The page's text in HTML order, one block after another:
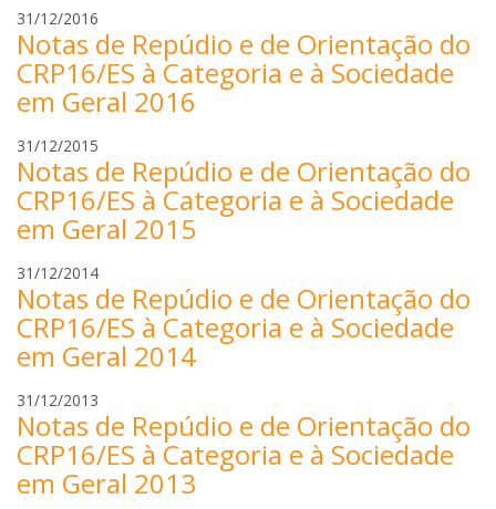
i
z
e
t
o
31/12/2016
a
r
i
a
i
z
e
t
o
Notas de Repúdio e de Orientação do
CRP16/ES à Categoria e à Sociedade
em Geral 2016
31/12/2015
a
r
i
a
i
z
e
t
o
Notas de Repúdio e de Orientação do
CRP16/ES à Categoria e à Sociedade
em Geral 2015
31/12/2014m
a
r
i
a
i
z
e
t
Notas de Repúdio e de Orientação do
CRP16/ES à Categoria e à Sociedade
em Geral 2014
31/12/2013
a
r
i
a
Notas de Repúdio e de Orientação do
CRP16/ES à Categoria e à Sociedade
em Geral 2013